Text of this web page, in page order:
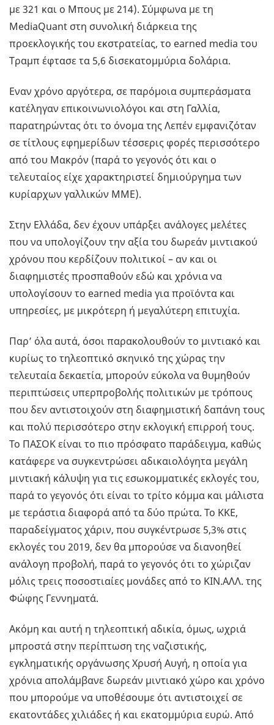
με 321 και ο Μπους με 214). Σύμφωνα με τη
MediaQuant στη συνολική διάρκεια της
προεκλογικής του εκστρατείας, το earned media του
Τραμπ έφτασε τα 5,6 δισεκατομμύρια δολάρια.
Εναν χρόνο αργότερα, σε παρόμοια συμπεράσματα
κατέληγαν επικοινωνιολόγοι και στη Γαλλία,
παρατηρώντας ότι το όνομα της Λεπέν εμφανιζόταν
σε τίτλους εφημερίδων τέσσερις φορές περισσότερο
από του Μακρόν (παρά το γεγονός ότι και ο
τελευταίος είχε χαρακτηριστεί δημιούργημα των
κυρίαρχων γαλλικών ΜΜΕ).
Στην Ελλάδα, δεν έχουν υπάρξει ανάλογες μελέτες
που να υπολογίζουν την αξία του δωρεάν μιντιακού
χρόνου που κερδίζουν πολιτικοί – αν και οι
διαφημιστές προσπαθούν εδώ και χρόνια να
υπολογίσουν το earned media για προϊόντα και
υπηρεσίες, με μικρότερη ή μεγαλύτερη επιτυχία.
Παρ’ όλα αυτά, όσοι παρακολουθούν το μιντιακό και
κυρίως το τηλεοπτικό σκηνικό της χώρας την
τελευταία δεκαετία, μπορούν εύκολα να θυμηθούν
περιπτώσεις υπερπροβολής πολιτικών με τρόπους
που δεν αντιστοιχούν στη διαφημιστική δαπάνη τους
και πολύ περισσότερο στην εκλογική επιρροή τους.
Το ΠΑΣΟΚ είναι το πιο πρόσφατο παράδειγμα, καθώς
κατάφερε να συγκεντρώσει αδικαιολόγητα μεγάλη
μιντιακή κάλυψη για τις εσωκομματικές εκλογές του,
παρά το γεγονός ότι είναι το τρίτο κόμμα και μάλιστα
με τεράστια διαφορά από τα δύο πρώτα. Το ΚΚΕ,
παραδείγματος χάριν, που συγκέντρωσε 5,3% στις
εκλογές του 2019, δεν θα μπορούσε να διανοηθεί
ανάλογη προβολή, παρά το γεγονός ότι το χώριζαν
μόλις τρεις ποσοστιαίες μονάδες από το ΚΙΝ.ΑΛΛ. της
Φώφης Γεννηματά.
Ακόμη και αυτή η τηλεοπτική αδικία, όμως, ωχριά
μπροστά στην περίπτωση της ναζιστικής,
εγκληματικής οργάνωσης Χρυσή Αυγή, η οποία για
χρόνια απολάμβανε δωρεάν μιντιακό χώρο και χρόνο
που μπορούμε να υποθέσουμε ότι αντιστοιχεί σε
εκατοντάδες χιλιάδες ή και εκατομμύρια ευρώ. Από